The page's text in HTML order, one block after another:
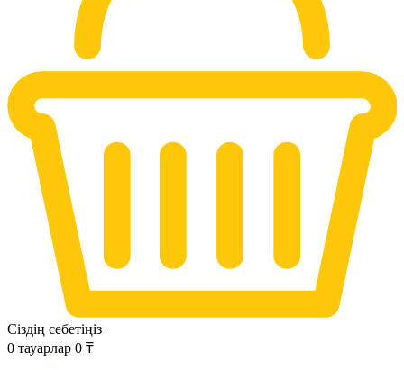
Сіздің себетіңіз
0 тауарлар 0 ₸